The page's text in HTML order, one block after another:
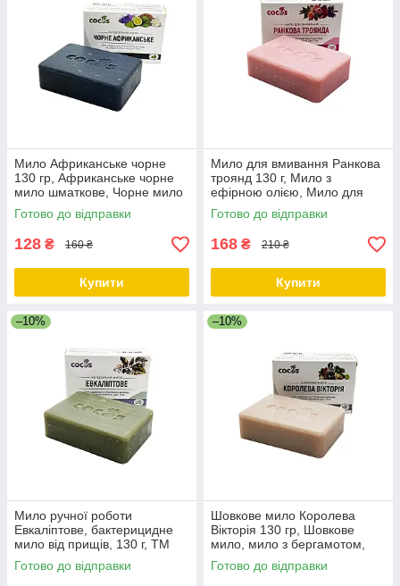
Мило Африканське чорне
130 гр, Африканське чорне
мило шматкове, Чорне мило
шматкове, Мило ручної
роботи ТМ Cocos
Готово до відправки
128 ₴ 160 ₴
Купити
Мило для вмивання Ранкова
троянд 130 г, Мило з
ефірною олією, Мило для
обличчя та тіла натуральне,
Косметичний засіб мило ТМ
Готово до відправки
168 ₴ 210 ₴
Купити
–10%
Мило ручної роботи
Евкаліптове, бактерицидне
мило від прищів, 130 г, ТМ
Cocos
Готово до відправки
–10%
Шовкове мило Королева
Вікторія 130 гр, Шовкове
мило, мило з бергамотом,
Натуральне мило для тіла
ТМ Cocos
Готово до відправки